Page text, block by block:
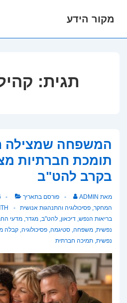
מקור הידע
תגית:
המשפחה שמצילה
תומכת חברתיות
בקרב להט"ב
מאת ADMIN פורסם בתאריך
המחקר, פסיכולוגיה והתנהגות אנושית
בריאות הנפש, דיכאון, להט"ב, מגדר, מדעי
נפשית, משפחה, סטיגמה, פסיכולוגיה, קבלה
נפשית, תמיכה חברתית